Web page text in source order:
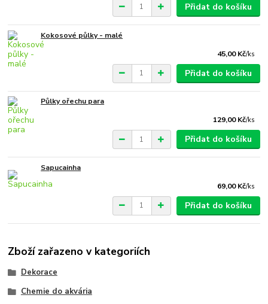
Přidat do košíku
Kokosové půlky - malé
45,00 Kč/ks
Přidat do košíku
Půlky ořechu para
129,00 Kč/ks
Přidat do košíku
Sapucainha
69,00 Kč/ks
Přidat do košíku
Zboží zařazeno v kategoriích
Dekorace
Chemie do akvária